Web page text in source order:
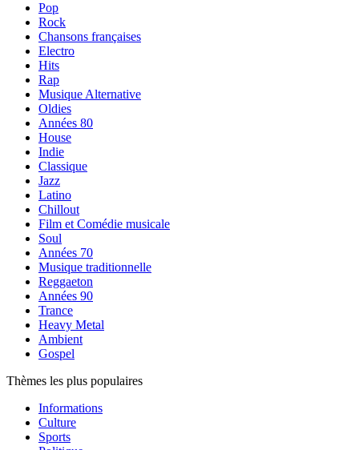
Pop
Rock
Chansons françaises
Electro
Hits
Rap
Musique Alternative
Oldies
Années 80
House
Indie
Classique
Jazz
Latino
Chillout
Film et Comédie musicale
Soul
Années 70
Musique traditionnelle
Reggaeton
Années 90
Trance
Heavy Metal
Ambient
Gospel
Thèmes les plus populaires
Informations
Culture
Sports